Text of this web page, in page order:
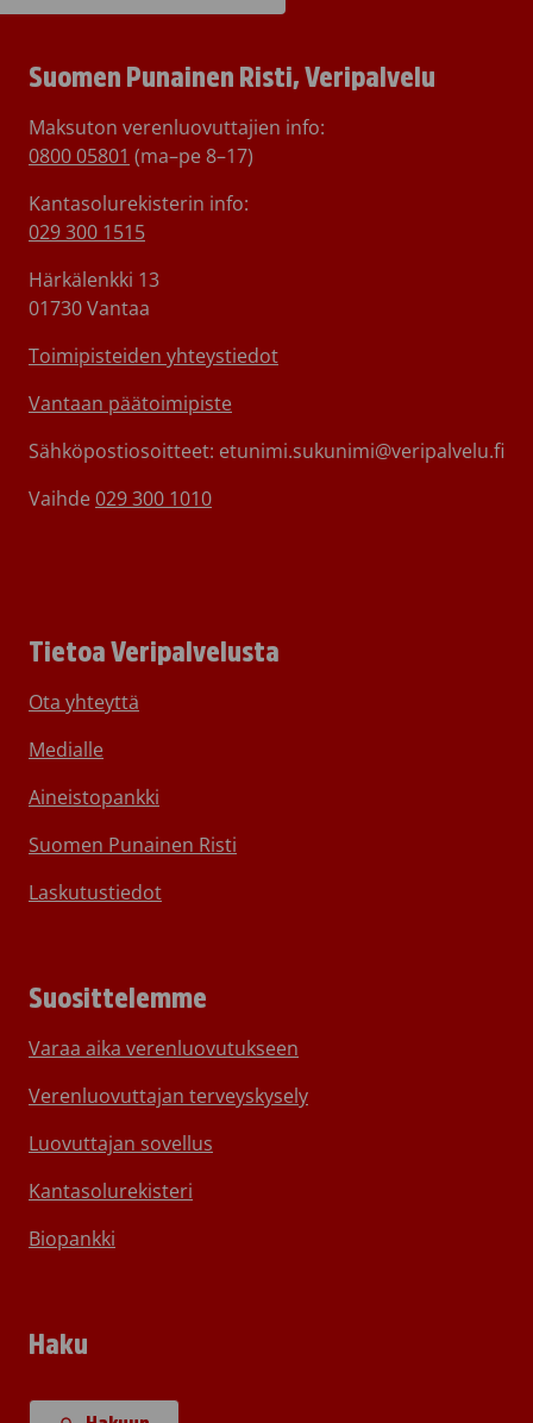
Suomen Punainen Risti, Veripalvelu
Maksuton verenluovuttajien info:
0800 05801 (ma–pe 8–17)
Kantasolurekisterin info:
029 300 1515
Härkälenkki 13
01730 Vantaa
Toimipisteiden yhteystiedot
Vantaan päätoimipiste
Sähköpostiosoitteet: etunimi.sukunimi@veripalvelu.fi
Vaihde 029 300 1010
Tietoa Veripalvelusta
Ota yhteyttä
Medialle
Aineistopankki
Suomen Punainen Risti
Laskutustiedot
Suosittelemme
Varaa aika verenluovutukseen
Verenluovuttajan terveyskysely
Luovuttajan sovellus
Kantasolurekisteri
Biopankki
Haku